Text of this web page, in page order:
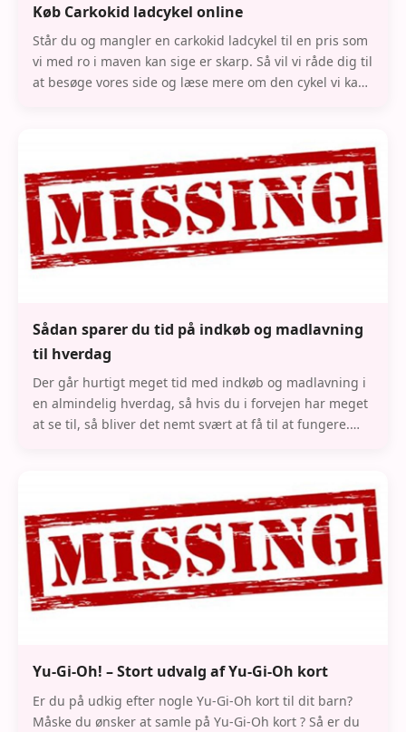
Køb Carkokid ladcykel online
Står du og mangler en carkokid ladcykel til en pris som
vi med ro i maven kan sige er skarp. Så vil vi råde dig til
at besøge vores side og læse mere om den cykel vi kan
Sådan sparer du tid på indkøb og madlavning
til hverdag
Der går hurtigt meget tid med indkøb og madlavning i
en almindelig hverdag, så hvis du i forvejen har meget
at se til, så bliver det nemt svært at få til at fungere.
Yu-Gi-Oh! – Stort udvalg af Yu-Gi-Oh kort
Er du på udkig efter nogle Yu-Gi-Oh kort til dit barn?
Måske du ønsker at samle på Yu-Gi-Oh kort ? Så er du